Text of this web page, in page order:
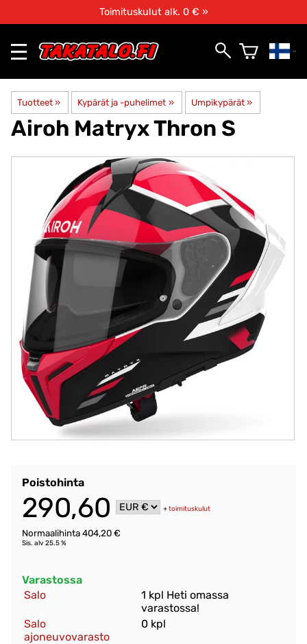
Toimituskulut alk. 0 € »
Tuotteet ‪» Kypärät ja -puhelimet ‪» Umpikypärät ‪»
Airoh Matryx Thron S
Poistohinta
290,60 +toimituskulut
Normaalihinta 404,20 €
Sis. alv 25.5 %
Varastossa
Salo
1 kpl Heti omassa
varastossa!
Salo
ajoneuvovarasto
0 kpl